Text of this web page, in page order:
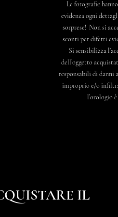
Le fotografie
evidenza ogni
sorprese! Non si
sconti per difetti
Si sensibilizza
dell’oggetto
responsabili di danni
improprio e/o
l’orologio
IL